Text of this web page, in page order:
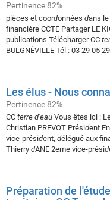
Pertinence 82%
pièces et coordonnées dans le
financière CCTE Partager LE
publications Télécharger CC
BULGNÉVILLE Tél : 03 29 05
Les élus - Nous
Pertinence 82%
CC terre d'eau Vous êtes ici :
Christian PREVOT Président
vice-président, délégué aux
Thierry dANE 2eme vice-présid
Préparation de